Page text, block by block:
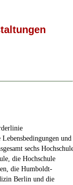
und
sechs
die Hochschule
die Humboldt-
Berlin und die